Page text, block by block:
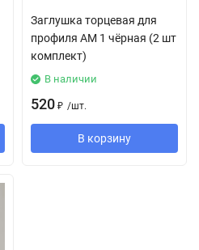
Заглушка торцевая для
профиля АМ 1 чёрная (2 шт
комплект)
В наличии
520 ₽ /шт.
В корзину